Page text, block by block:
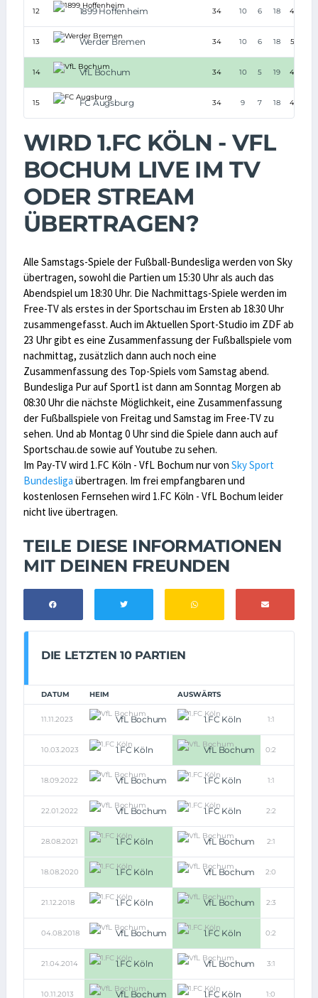
12 1899 Hoffenheim 34 10 6 18 48:57
13 Werder Bremen 34 10 6 18 51:64
14 VfL Bochum 34 10 5 19 40:72
15 FC Augsburg 34 9 7 18 42:63
WIRD 1.FC KÖLN - VFL
BOCHUM LIVE IM TV
ODER STREAM
ÜBERTRAGEN?
Alle Samstags-Spiele der Fußball-Bundesliga werden von Sky
übertragen, sowohl die Partien um 15:30 Uhr als auch das
Abendspiel um 18:30 Uhr. Die Nachmittags-Spiele werden im
Free-TV als erstes in der Sportschau im Ersten ab 18:30 Uhr
zusammengefasst. Auch im Aktuellen Sport-Studio im ZDF ab
23 Uhr gibt es eine Zusammenfassung der Fußballspiele vom
nachmittag, zusätzlich dann auch noch eine
Zusammenfassung des Top-Spiels vom Samstag abend.
Bundesliga Pur auf Sport1 ist dann am Sonntag Morgen ab
08:30 Uhr die nächste Möglichkeit, eine Zusammenfassung
der Fußballspiele von Freitag und Samstag im Free-TV zu
sehen. Und ab Montag 0 Uhr sind die Spiele dann auch auf
Sportschau.de sowie auf Youtube zu sehen.
Im Pay-TV wird 1.FC Köln - VfL Bochum nur von Sky Sport
Bundesliga übertragen. Im frei empfangbaren und
kostenlosen Fernsehen wird 1.FC Köln - VfL Bochum leider
nicht live übertragen.
TEILE DIESE INFORMATIONEN
MIT DEINEN FREUNDEN
DIE LETZTEN 10 PARTIEN
DATUM HEIM AUSWÄRTS
11.11.2023 VfL Bochum 1.FC Köln 1:1
10.03.2023 1.FC Köln VfL Bochum 0:2
18.09.2022 VfL Bochum 1.FC Köln 1:1
22.01.2022 VfL Bochum 1.FC Köln 2:2
28.08.2021 1.FC Köln VfL Bochum 2:1
18.08.2020 1.FC Köln VfL Bochum 2:0
21.12.2018 1.FC Köln VfL Bochum 2:3
04.08.2018 VfL Bochum 1.FC Köln 0:2
21.04.2014 1.FC Köln VfL Bochum 3:1
10.11.2013 VfL Bochum 1.FC Köln 1:0